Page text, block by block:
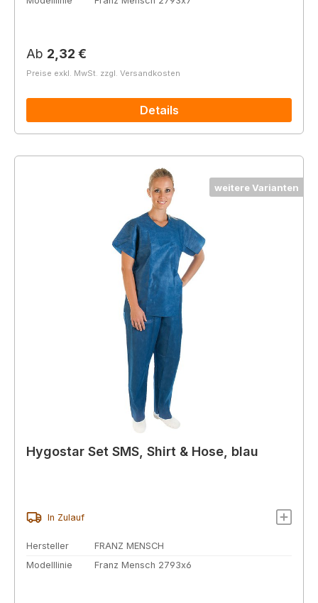
Regulärer Preis:
Ab 2,32 €
Preise exkl. MwSt. zzgl. Versandkosten
Details
weitere Varianten
Hygostar Set SMS, Shirt & Hose, blau
In Zulauf
Hersteller
FRANZ MENSCH
Modelllinie
Franz Mensch 2793x6